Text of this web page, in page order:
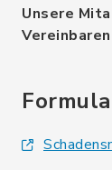
Unsere